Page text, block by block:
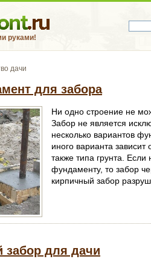
руками!
дачи
для забора
Ни одно строение не
Забор не является
несколько вариантов
иного варианта
также типа грунта.
фундаменту, то забор
кирпичный забор
забор для дачи